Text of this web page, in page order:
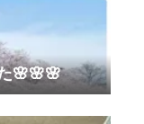
🌸🌸🌸